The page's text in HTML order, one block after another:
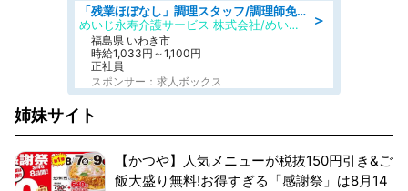
＞
「残業ほぼなし」調理スタッフ/調理師免許必須/正職員/日勤のみ/住宅型有料老人ホーム
めいじ永寿介護サービス 株式会社/めいじ永寿介護サービスセンター
福島県 いわき市
時給1,033円～1,100円
正社員
スポンサー：求人ボックス
姉妹サイト
【かつや】人気メニューが税抜150円引き&ご
飯大盛り無料!お得すぎる「感謝祭」は8月14